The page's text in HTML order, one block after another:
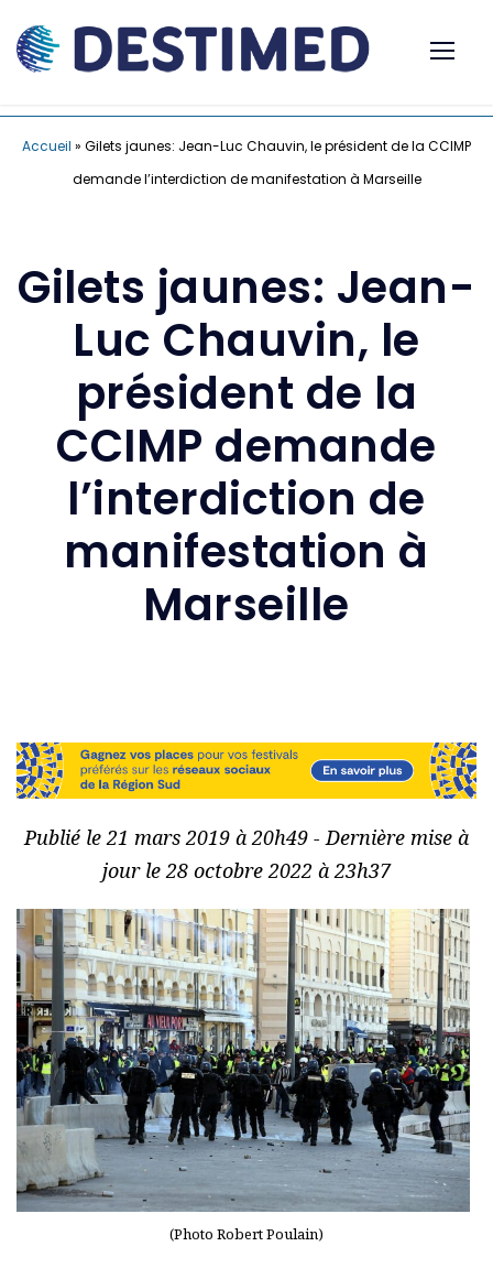
Accueil » Gilets jaunes: Jean-Luc Chauvin, le président de la CCIMP
demande l’interdiction de manifestation à Marseille
Gilets jaunes: Jean-
Luc Chauvin, le
président de la
CCIMP demande
l’interdiction de
manifestation à
Marseille
Publié le 21 mars 2019 à 20h49 - Dernière mise à
jour le 28 octobre 2022 à 23h37
(Photo Robert Poulain)